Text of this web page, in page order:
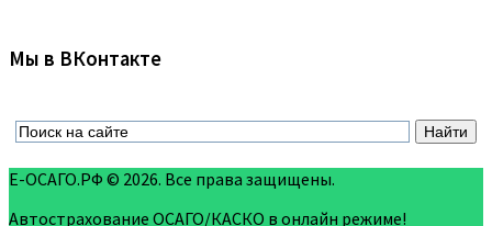
Мы в ВКонтакте
Е-ОСАГО.РФ © 2026. Все права защищены.
Автострахование ОСАГО/КАСКО в онлайн режиме!